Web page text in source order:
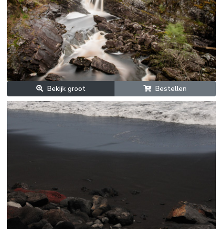
Bekijk groot Bestellen